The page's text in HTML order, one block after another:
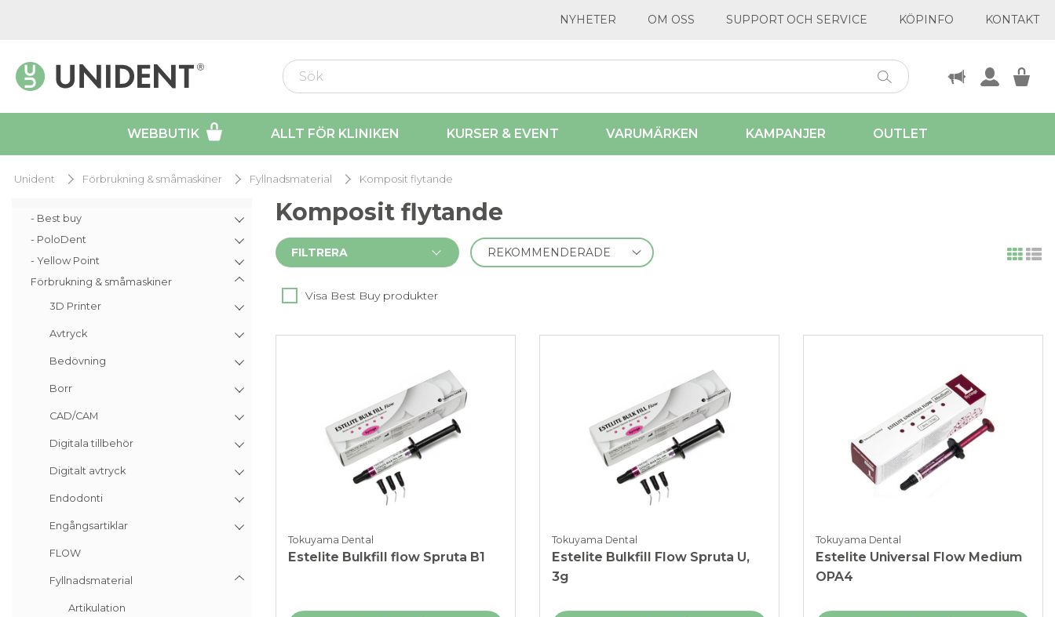
NYHETER OM OSS SUPPORT OCH SERVICE KÖPINFO KONTAKT
WEBBUTIK ALLT FÖR KLINIKEN KURSER & EVENT VARUMÄRKEN KAMPANJER OUTLET
Unident Förbrukning & småmaskiner Fyllnadsmaterial Komposit flytande
- Best buy
- PoloDent
- Yellow Point
Förbrukning & småmaskiner
3D Printer
Avtryck
Bedövning
Borr
CAD/CAM
Digitala tillbehör
Digitalt avtryck
Endodonti
Engångsartiklar
FLOW
Fyllnadsmaterial
Artikulation
Komposit flytande
FILTRERA
Visa Best Buy produkter
Tokuyama Dental
Estelite Bulkfill flow Spruta B1
Tokuyama Dental
Estelite Bulkfill Flow Spruta U,
3g
Tokuyama Dental
Estelite Universal Flow Medium
OPA4